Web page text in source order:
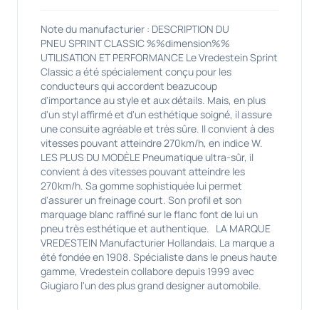
Note du manufacturier : DESCRIPTION DU
PNEU SPRINT CLASSIC %%dimension%%
UTILISATION ET PERFORMANCE Le Vredestein Sprint
Classic a été spécialement conçu pour les
conducteurs qui accordent beazucoup
d'importance au style et aux détails. Mais, en plus
d'un styl affirmé et d'un esthétique soigné, il assure
une consuite agréable et très sûre. Il convient à des
vitesses pouvant atteindre 270km/h, en indice W.
LES PLUS DU MODÈLE Pneumatique ultra-sûr, il
convient à des vitesses pouvant atteindre les
270km/h. Sa gomme sophistiquée lui permet
d'assurer un freinage court. Son profil et son
marquage blanc raffiné sur le flanc font de lui un
pneu très esthétique et authentique. LA MARQUE
VREDESTEIN Manufacturier Hollandais. La marque a
été fondée en 1908. Spécialiste dans le pneus haute
gamme, Vredestein collabore depuis 1999 avec
Giugiaro l'un des plus grand designer automobile.